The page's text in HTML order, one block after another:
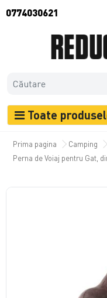
0774030621
Toate
Prima pagina Camping
Perna de Voiaj pentru Gat,